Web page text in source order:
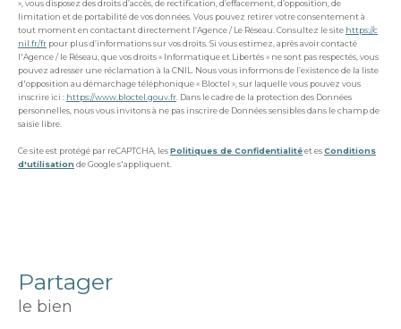
», vous disposez des droits d’accès, de rectification, d’effacement, d’opposition, de
limitation et de portabilité de vos données. Vous pouvez retirer votre consentement à
tout moment en contactant directement l’Agence / Le Réseau. Consultez le site https://c
nil.fr/fr pour plus d’informations sur vos droits. Si vous estimez, après avoir contacté
l'Agence / le Réseau, que vos droits « Informatique et Libertés » ne sont pas respectés, vous
pouvez adresser une réclamation à la CNIL. Nous vous informons de l’existence de la liste
d'opposition au démarchage téléphonique « Bloctel », sur laquelle vous pouvez vous
inscrire ici : https://www.bloctel.gouv.fr. Dans le cadre de la protection des Données
personnelles, nous vous invitons à ne pas inscrire de Données sensibles dans le champ de
saisie libre.
Ce site est protégé par reCAPTCHA, lesPolitiques de Confidentialitéet esConditions
d'utilisation de Google s'appliquent.
partager
le bien